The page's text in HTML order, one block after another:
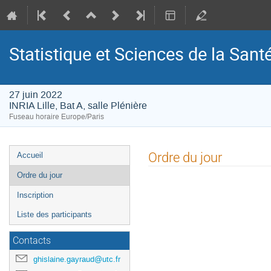
Statistique et Sciences de la
27 juin 2022
INRIA Lille, Bat A, salle Plénière
Fuseau horaire Europe/Paris
Menu
de
l'événement
Accueil
Ordre du jour
Inscription
Liste des participants
Contacts
ghislaine.gayraud@utc.fr
Ordre du jour